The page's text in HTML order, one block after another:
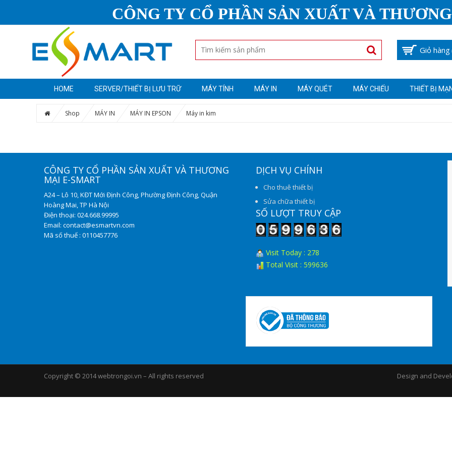
CÔNG TY CỔ PHẦN SẢN XUẤT VÀ
Giỏ hàng
HOME SERVER/THIẾT BỊ LƯU TRỮ MÁY TÍNH MÁY IN MÁY QUÉT MÁY CHIẾU THIẾT BỊ
Shop MÁY IN MÁY IN EPSON Máy in kim
CÔNG TY CỔ PHẦN SẢN XUẤT VÀ THƯƠNG
MẠI E-SMART
A24 – Lô 10, KĐT Mới Định Công, Phường Định Công, Quận
Hoàng Mai, TP Hà Nội
Điện thoại: 024.668.99995
Email: contact@esmartvn.com
Mã số thuế : 0110457776
DỊCH VỤ CHÍNH
Cho thuê thiết bị
Sửa chữa thiết bị
SỐ LƯỢT TRUY CẬP
Visit Today : 278
Total Visit : 599636
Copyright © 2014 webtrongoi.vn – All rights reserved Design and